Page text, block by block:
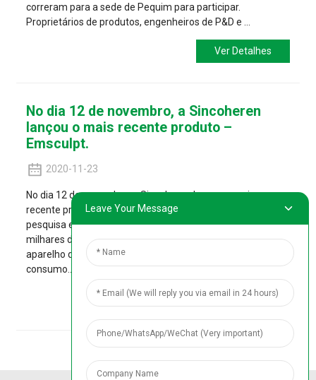
correram para a sede de Pequim para participar.
Proprietários de produtos, engenheiros de P&D e ...
Ver Detalhes
No dia 12 de novembro, a Sincoheren
lançou o mais recente produto –
Emsculpt.
2020-11-23
No dia 12 de novembro, a Sincoheren lançou o mais
recente produto – Emsculpt. Esta empresa de máquinas
pesquisa e desenvolve esta máquina há dois anos e já fez
milhares de testes clínicos, apenas para desenvolver um
aparelho de beleza que esteja mais alinhado com o
consumo...
Ver Detalhes
Leave Your Message